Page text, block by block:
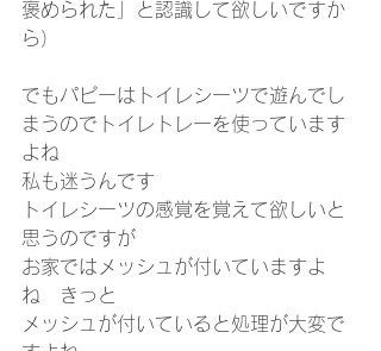
褒められた」と認識して欲しいですか
ら）
でもパピーはトイレシーツで遊んでし
まうのでトイレトレーを使っています
よね
私も迷うんです
トイレシーツの感覚を覚えて欲しいと
思うのですが
お家ではメッシュが付いていますよ
ね　きっと
メッシュが付いていると処理が大変で